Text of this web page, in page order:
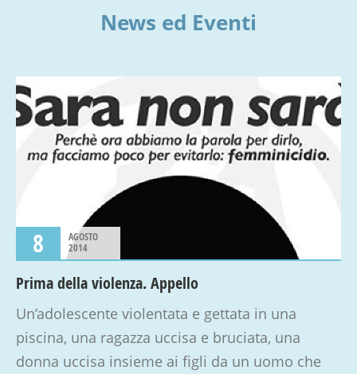
News ed Eventi
8
AGOSTO
2014
Prima della violenza. Appello
Un’adolescente violentata e gettata in una
piscina, una ragazza uccisa e bruciata, una
donna uccisa insieme ai figli da un uomo che